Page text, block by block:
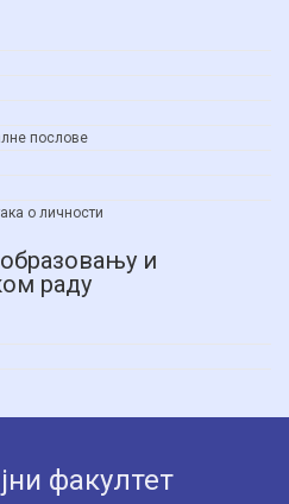
послове
о личности
и
раду
факултет